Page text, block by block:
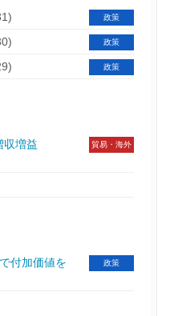
政策
政策
政策
収増益
貿易・海外
付加価値を
政策